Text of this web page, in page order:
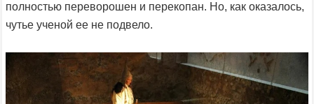
полностью переворошен и перекопан. Но, как оказалось,
чутье ученой ее не подвело.